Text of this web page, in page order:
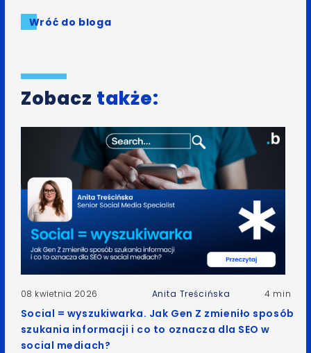
Wróć do bloga
Zobacz także:
08 kwietnia 2026 Anita Treścińska 4 min
Social = wyszukiwarka. Jak Gen Z zmieniło sposób
szukania informacji i co to oznacza dla SEO w
social mediach?